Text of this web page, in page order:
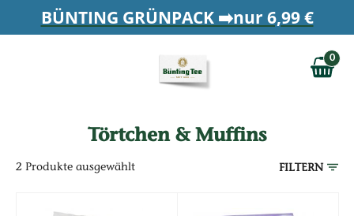
Zum Hauptinhalt springen
Zur Navigation springen
BÜNTING GRÜNPACK ➡️nur 6,99 €
0,00 €
0
Törtchen & Muffins
2 Produkte ausgewählt FILTERN